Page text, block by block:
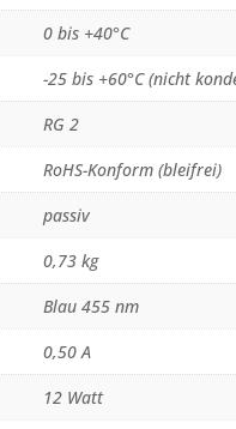
0 bis +40°C
-25 bis +60°C (nicht
RG 2
RoHS-Konform (bleifrei)
passiv
0,73 kg
Blau 455 nm
0,50 A
12 Watt